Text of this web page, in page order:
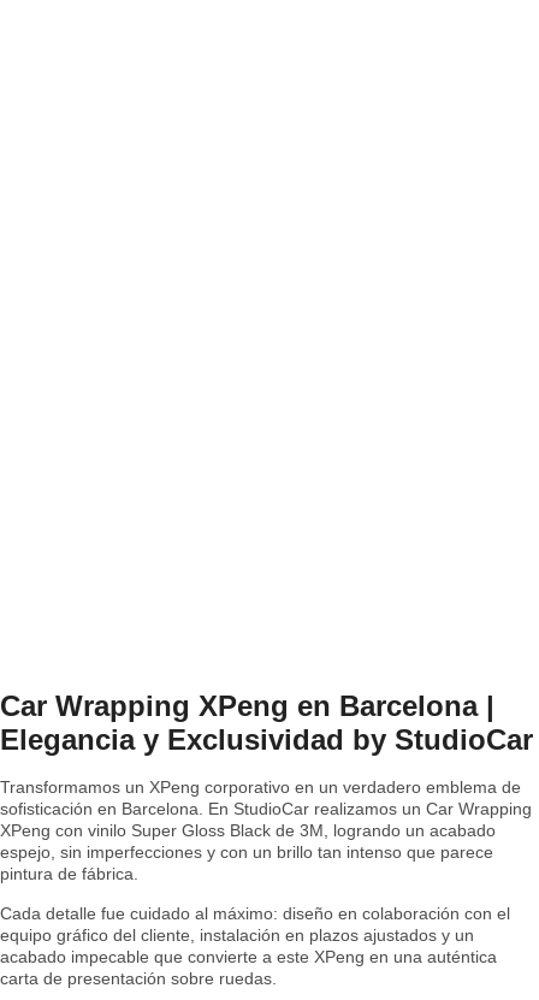
Car Wrapping XPeng en Barcelona |
Elegancia y Exclusividad by StudioCar
Transformamos un XPeng corporativo en un verdadero emblema de
sofisticación en Barcelona. En StudioCar realizamos un Car Wrapping
XPeng con vinilo Super Gloss Black de 3M, logrando un acabado
espejo, sin imperfecciones y con un brillo tan intenso que parece
pintura de fábrica.
Cada detalle fue cuidado al máximo: diseño en colaboración con el
equipo gráfico del cliente, instalación en plazos ajustados y un
acabado impecable que convierte a este XPeng en una auténtica
carta de presentación sobre ruedas.